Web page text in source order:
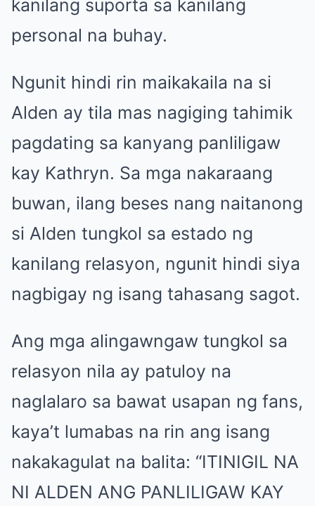
kanilang suporta sa kanilang
personal na buhay.
Ngunit hindi rin maikakaila na si
Alden ay tila mas nagiging tahimik
pagdating sa kanyang panliligaw
kay Kathryn. Sa mga nakaraang
buwan, ilang beses nang naitanong
si Alden tungkol sa estado ng
kanilang relasyon, ngunit hindi siya
nagbigay ng isang tahasang sagot.
Ang mga alingawngaw tungkol sa
relasyon nila ay patuloy na
naglalaro sa bawat usapan ng fans,
kaya’t lumabas na rin ang isang
nakakagulat na balita: “ITINIGIL NA
NI ALDEN ANG PANLILIGAW KAY